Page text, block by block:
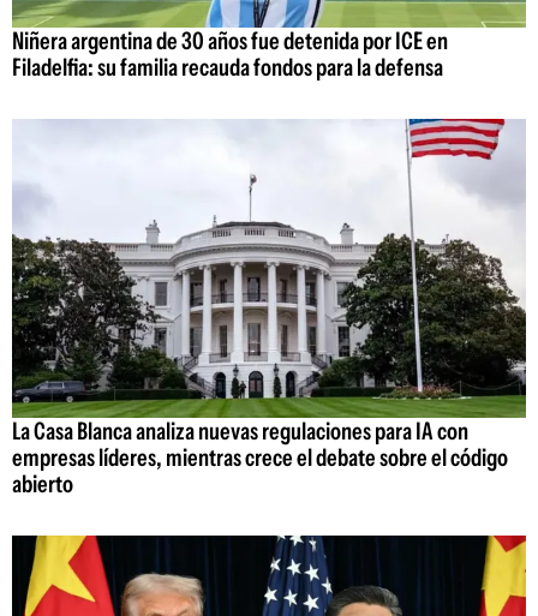
Niñera argentina de 30 años fue detenida por ICE en
Filadelfia: su familia recauda fondos para la defensa
La Casa Blanca analiza nuevas regulaciones para IA con
empresas líderes, mientras crece el debate sobre el código
abierto